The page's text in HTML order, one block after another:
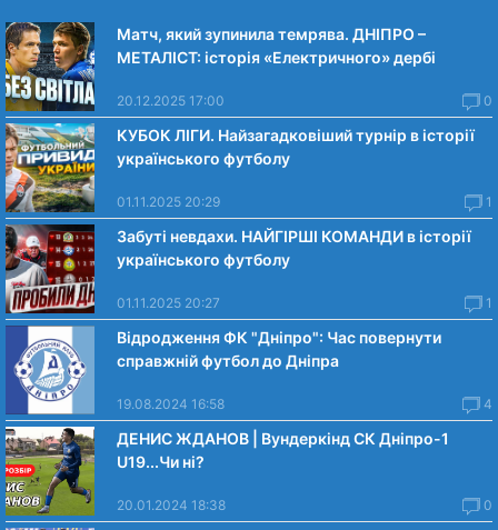
Матч, який зупинила темрява. ДНІПРО –
МЕТАЛІСТ: історія «Електричного» дербі
20.12.2025 17:00 0
КУБОК ЛІГИ. Найзагадковіший турнір в історії
українського футболу
01.11.2025 20:29 1
Забуті невдахи. НАЙГІРШІ КОМАНДИ в історії
українського футболу
01.11.2025 20:27 1
Відродження ФК "Дніпро": Час повернути
справжній футбол до Дніпра
19.08.2024 16:58 4
ДЕНИС ЖДАНОВ | Вундеркінд СК Дніпро-1
U19...Чи нi?
20.01.2024 18:38 0